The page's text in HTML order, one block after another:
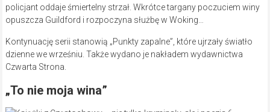
policjant oddaje śmiertelny strzał. Wkrótce targany poczuciem winy
opuszcza Guildford i rozpoczyna służbę w Woking…
Kontynuację serii stanowią „Punkty zapalne”, które ujrzały światło
dzienne we wrześniu. Także wydano je nakładem wydawnictwa
Czwarta Strona.
„To nie moja wina”